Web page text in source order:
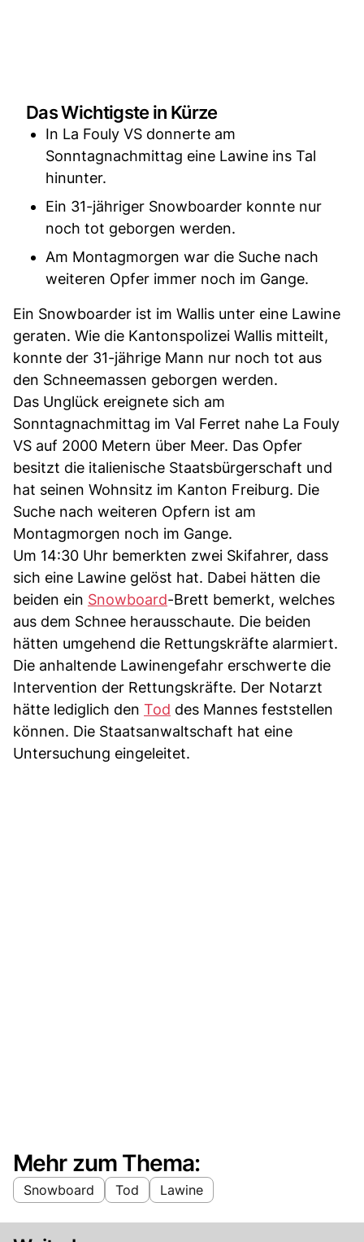
Das Wichtigste in Kürze
In La Fouly VS donnerte am
Sonntagnachmittag eine Lawine ins Tal
hinunter.
Ein 31-jähriger Snowboarder konnte nur
noch tot geborgen werden.
Am Montagmorgen war die Suche nach
weiteren Opfer immer noch im Gange.
Ein Snowboarder ist im Wallis unter eine Lawine
geraten. Wie die Kantonspolizei Wallis mitteilt,
konnte der 31-jährige Mann nur noch tot aus
den Schneemassen geborgen werden.
Das Unglück ereignete sich am
Sonntagnachmittag im Val Ferret nahe La Fouly
VS auf 2000 Metern über Meer. Das Opfer
besitzt die italienische Staatsbürgerschaft und
hat seinen Wohnsitz im Kanton Freiburg. Die
Suche nach weiteren Opfern ist am
Montagmorgen noch im Gange.
Um 14:30 Uhr bemerkten zwei Skifahrer, dass
sich eine Lawine gelöst hat. Dabei hätten die
beiden ein Snowboard-Brett bemerkt, welches
aus dem Schnee herausschaute. Die beiden
hätten umgehend die Rettungskräfte alarmiert.
Die anhaltende Lawinengefahr erschwerte die
Intervention der Rettungskräfte. Der Notarzt
hätte lediglich den Tod des Mannes feststellen
können. Die Staatsanwaltschaft hat eine
Untersuchung eingeleitet.
Mehr zum Thema:
Snowboard Tod Lawine